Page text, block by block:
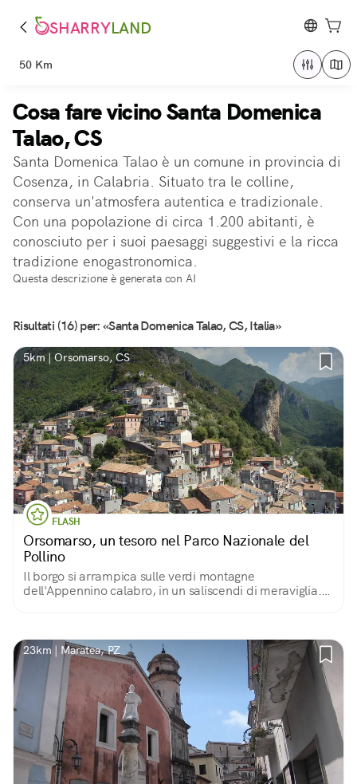
SHARRYLAND
50 Km
Cosa fare vicino Santa Domenica
Talao, CS
Santa Domenica Talao è un comune in provincia di
Cosenza, in Calabria. Situato tra le colline,
conserva un'atmosfera autentica e tradizionale.
Con una popolazione di circa 1.200 abitanti, è
conosciuto per i suoi paesaggi suggestivi e la ricca
tradizione enogastronomica.
Questa descrizione è generata con AI
Risultati (16) per: «Santa Domenica Talao, CS, Italia»
5km | Orsomarso, CS
FLASH
Orsomarso, un tesoro nel Parco Nazionale del
Pollino
Il borgo si arrampica sulle verdi montagne
dell'Appennino calabro, in un saliscendi di meraviglia.
23km | Maratea, PZ